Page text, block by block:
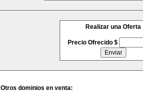
Realizar una Oferta
Precio Ofrecido $
Otros dominios en venta: